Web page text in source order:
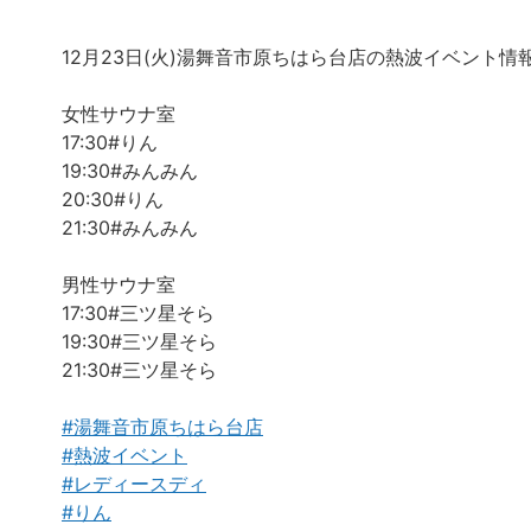
12月23日(火)湯舞音市原ちはら台店の熱波イベント情
女性サウナ室
17:30#りん
19:30#みんみん
20:30#りん
21:30#みんみん
男性サウナ室
17:30#三ツ星そら
19:30#三ツ星そら
21:30#三ツ星そら
#湯舞音市原ちはら台店
#熱波イベント
#レディースディ
#りん